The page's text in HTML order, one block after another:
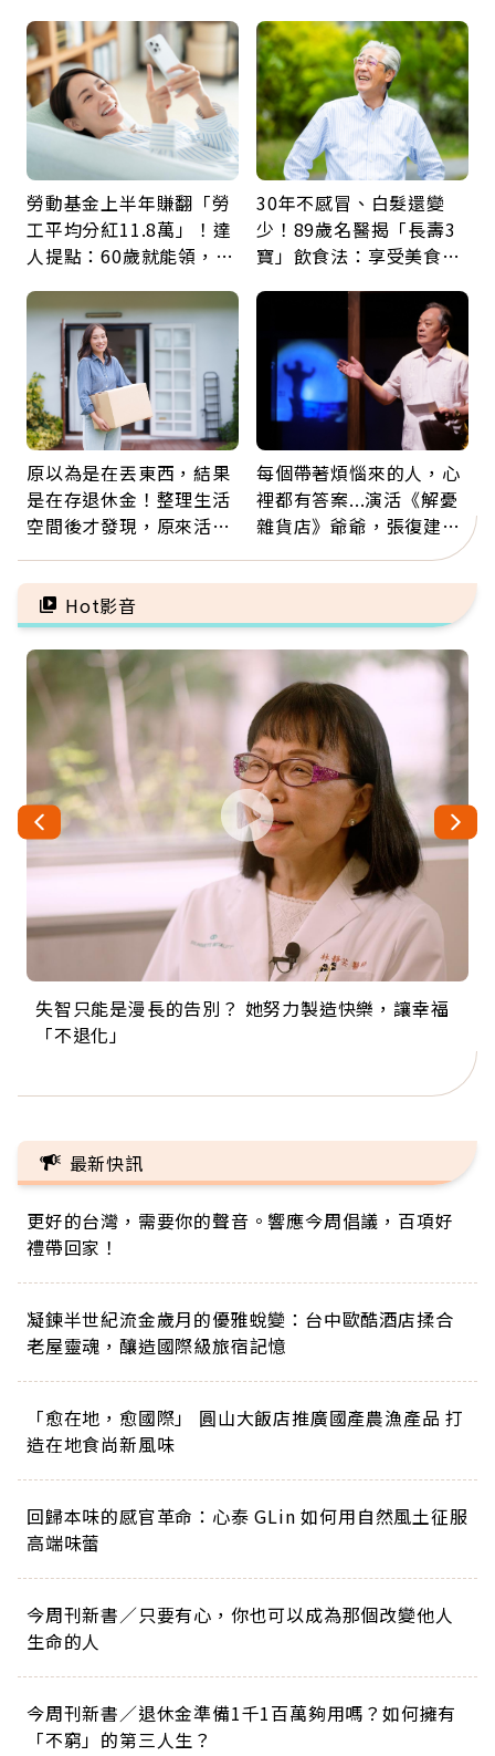
鍵
勞動基金上半年賺翻「勞
工平均分紅11.8萬」！達
人提點：60歲就能領，重
30年不感冒、白髮還變
少！89歲名醫揭「長壽3
寶」飲食法：享受美食不
原以為是在丟東西，結果
是在存退休金！整理生活
空間後才發現，原來活得
每個帶著煩惱來的人，心
裡都有答案...演活《解憂
雜貨店》爺爺，張復建：
放下執著不是認輸，而是
善待自己
Hot影音
失智只能是漫長的告別？ 她努力製造快樂，讓幸福
「不退化」
來自剛果的巧克力神父 為台灣奉獻36年 「台灣是我
的家，我連作夢都講台語！」
63歲卸矽谷副總、搬回台灣找快樂！「蛋黃哥小
丑」走進安養院，逗樂上萬爺奶：退休後才開始真
104歲打破金氏世界紀錄 成為全球最年長羽球選
手，分享長壽的秘密原來是「這個」
事業巔峰他選擇追夢…黑手阿伯拉小提琴還登上小
巨蛋！連CNN都大讚！
最新快訊
更好的台灣，需要你的聲音。響應今周倡議，百項好
禮帶回家！
凝鍊半世紀流金歲月的優雅蛻變：台中歐酷酒店揉合
老屋靈魂，釀造國際級旅宿記憶
「愈在地，愈國際」 圓山大飯店推廣國產農漁產品 打
造在地食尚新風味
回歸本味的感官革命：心泰 GLin 如何用自然風土征服
高端味蕾
今周刊新書／只要有心，你也可以成為那個改變他人
生命的人
今周刊新書／退休金準備1千1百萬夠用嗎？如何擁有
「不窮」的第三人生？